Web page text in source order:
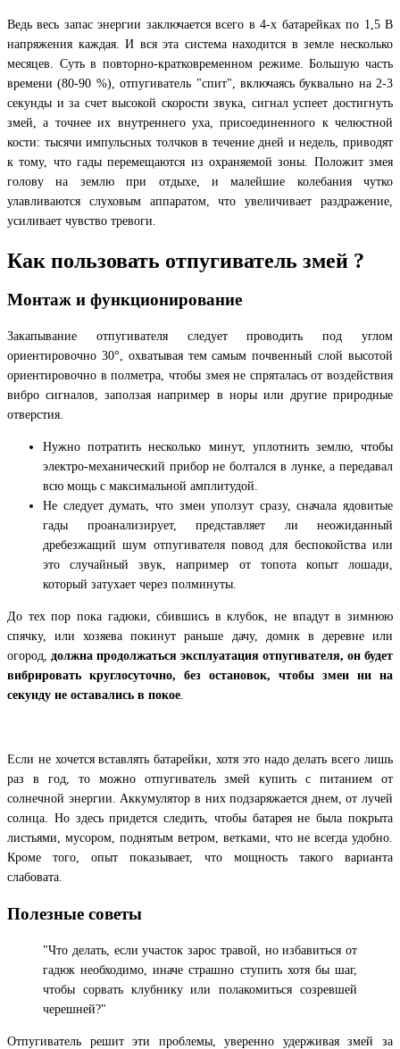
Ведь весь запас энергии заключается всего в 4-х батарейках по 1,5 В
напряжения каждая. И вся эта система находится в земле несколько
месяцев. Суть в повторно-кратковременном режиме. Большую часть
времени (80-90 %), отпугиватель "спит", включаясь буквально на 2-3
секунды и за счет высокой скорости звука, сигнал успеет достигнуть
змей, а точнее их внутреннего уха, присоединенного к челюстной
кости: тысячи импульсных толчков в течение дней и недель, приводят
к тому, что гады перемещаются из охраняемой зоны. Положит змея
голову на землю при отдыхе, и малейшие колебания чутко
улавливаются слуховым аппаратом, что увеличивает раздражение,
усиливает чувство тревоги.
Как пользовать отпугиватель змей ?
Монтаж и функционирование
Закапывание отпугивателя следует проводить под углом
ориентировочно 30°, охватывая тем самым почвенный слой высотой
ориентировочно в полметра, чтобы змея не спряталась от воздействия
вибро сигналов, заползая например в норы или другие природные
отверстия.
Нужно потратить несколько минут, уплотнить землю, чтобы
электро-механический прибор не болтался в лунке, а передавал
всю мощь с максимальной амплитудой.
Не следует думать, что змеи уползут сразу, сначала ядовитые
гады проанализирует, представляет ли неожиданный
дребезжащий шум отпугивателя повод для беспокойства или
это случайный звук, например от топота копыт лошади,
который затухает через полминуты.
До тех пор пока гадюки, сбившись в клубок, не впадут в зимнюю
спячку, или хозяева покинут раньше дачу, домик в деревне или
огород, должна продолжаться эксплуатация отпугивателя, он будет
вибрировать круглосуточно, без остановок, чтобы змеи ни на
секунду не оставались в покое.
Если не хочется вставлять батарейки, хотя это надо делать всего лишь
раз в год, то можно отпугиватель змей купить с питанием от
солнечной энергии. Аккумулятор в них подзаряжается днем, от лучей
солнца. Но здесь придется следить, чтобы батарея не была покрыта
листьями, мусором, поднятым ветром, ветками, что не всегда удобно.
Кроме того, опыт показывает, что мощность такого варианта
слабовата.
Полезные советы
"Что делать, если участок зарос травой, но избавиться от
гадюк необходимо, иначе страшно ступить хотя бы шаг,
чтобы сорвать клубнику или полакомиться созревшей
черешней?"
Отпугиватель решит эти проблемы, уверенно удерживая змей за